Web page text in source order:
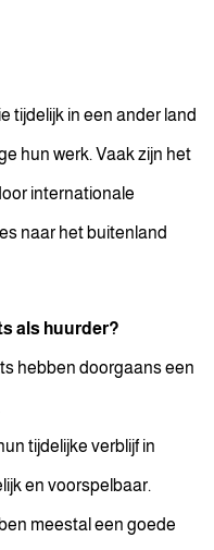
tijdelijk in een ander land
hun werk. Vaak zijn het
internationale
naar het buitenland
als huurder?
hebben doorgaans een
tijdelijke verblijf in
en voorspelbaar.
meestal een goede